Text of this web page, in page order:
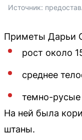
Источник:
Приметы Дарьи
рост около
среднее
темно-
На ней была
штаны.